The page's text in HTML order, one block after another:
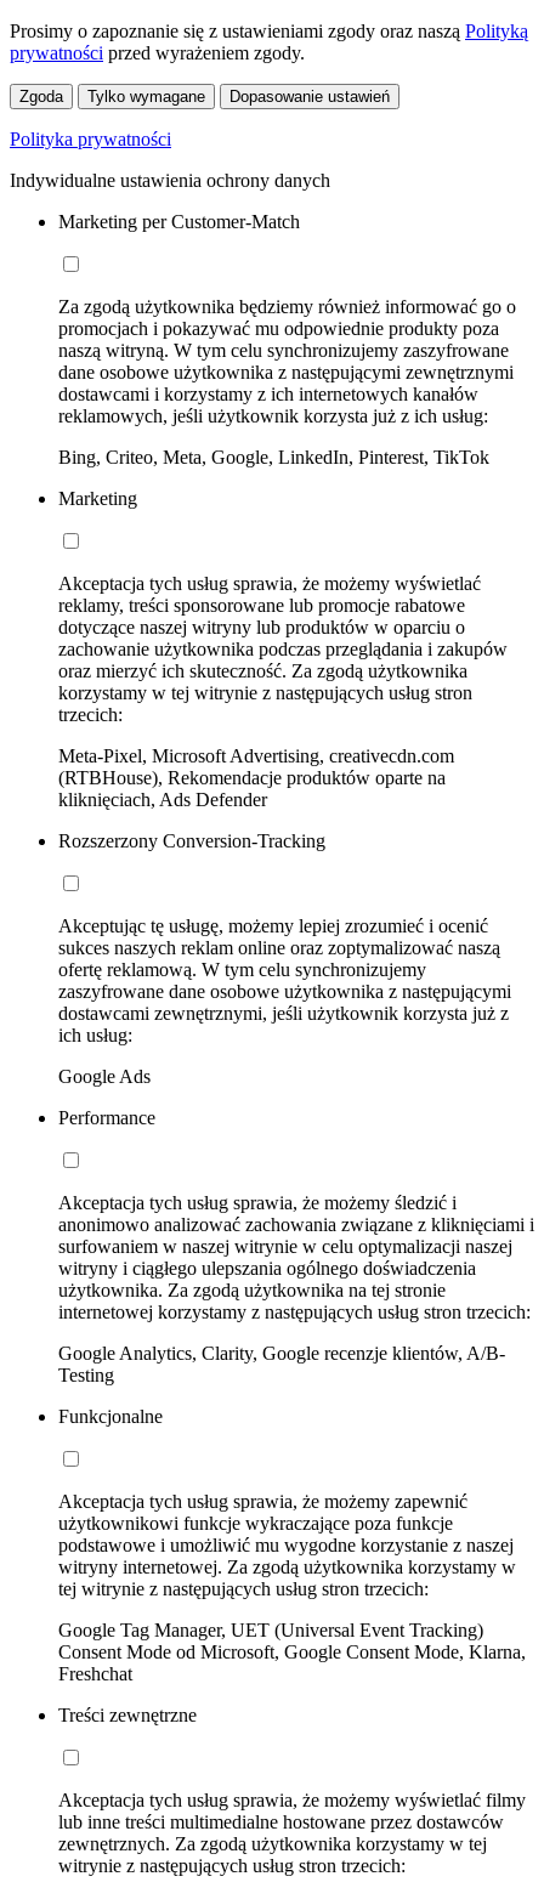
Prosimy o zapoznanie się z ustawieniami zgody oraz naszą Polityką
prywatności przed wyrażeniem zgody.
Zgoda Tylko wymagane Dopasowanie ustawień
Polityka prywatności
Indywidualne ustawienia ochrony danych
Marketing per Customer-Match
Za zgodą użytkownika będziemy również informować go o
promocjach i pokazywać mu odpowiednie produkty poza
naszą witryną. W tym celu synchronizujemy zaszyfrowane
dane osobowe użytkownika z następującymi zewnętrznymi
dostawcami i korzystamy z ich internetowych kanałów
reklamowych, jeśli użytkownik korzysta już z ich usług:
Bing, Criteo, Meta, Google, LinkedIn, Pinterest, TikTok
Marketing
Akceptacja tych usług sprawia, że możemy wyświetlać
reklamy, treści sponsorowane lub promocje rabatowe
dotyczące naszej witryny lub produktów w oparciu o
zachowanie użytkownika podczas przeglądania i zakupów
oraz mierzyć ich skuteczność. Za zgodą użytkownika
korzystamy w tej witrynie z następujących usług stron
trzecich:
Meta-Pixel, Microsoft Advertising, creativecdn.com
(RTBHouse), Rekomendacje produktów oparte na
kliknięciach, Ads Defender
Rozszerzony Conversion-Tracking
Akceptując tę usługę, możemy lepiej zrozumieć i ocenić
sukces naszych reklam online oraz zoptymalizować naszą
ofertę reklamową. W tym celu synchronizujemy
zaszyfrowane dane osobowe użytkownika z następującymi
dostawcami zewnętrznymi, jeśli użytkownik korzysta już z
ich usług:
Google Ads
Performance
Akceptacja tych usług sprawia, że możemy śledzić i
anonimowo analizować zachowania związane z kliknięciami i
surfowaniem w naszej witrynie w celu optymalizacji naszej
witryny i ciągłego ulepszania ogólnego doświadczenia
użytkownika. Za zgodą użytkownika na tej stronie
internetowej korzystamy z następujących usług stron trzecich:
Google Analytics, Clarity, Google recenzje klientów, A/B-
Testing
Funkcjonalne
Akceptacja tych usług sprawia, że możemy zapewnić
użytkownikowi funkcje wykraczające poza funkcje
podstawowe i umożliwić mu wygodne korzystanie z naszej
witryny internetowej. Za zgodą użytkownika korzystamy w
tej witrynie z następujących usług stron trzecich:
Google Tag Manager, UET (Universal Event Tracking)
Consent Mode od Microsoft, Google Consent Mode, Klarna,
Freshchat
Treści zewnętrzne
Akceptacja tych usług sprawia, że możemy wyświetlać filmy
lub inne treści multimedialne hostowane przez dostawców
zewnętrznych. Za zgodą użytkownika korzystamy w tej
witrynie z następujących usług stron trzecich: